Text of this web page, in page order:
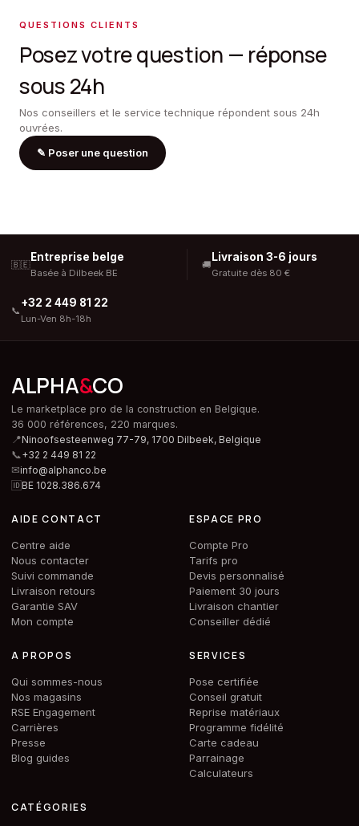
QUESTIONS CLIENTS
Posez votre question — réponse
sous 24h
Nos conseillers et le service technique répondent sous 24h
ouvrées.
✎ Poser une question
🇧🇪
Entreprise belge
Basée à Dilbeek BE
🚚
Livraison 3-6 jours
Gratuite dès 80 €
📞
+32 2 449 81 22
Lun-Ven 8h-18h
ALPHA&CO
Le marketplace pro de la construction en Belgique.
36 000 références, 220 marques.
📍Ninoofsesteenweg 77-79, 1700 Dilbeek, Belgique
📞+32 2 449 81 22
✉info@alphanco.be
🆔BE 1028.386.674
AIDE CONTACT
Centre aide
Nous contacter
Suivi commande
Livraison retours
Garantie SAV
Mon compte
ESPACE PRO
Compte Pro
Tarifs pro
Devis personnalisé
Paiement 30 jours
Livraison chantier
Conseiller dédié
A PROPOS
Qui sommes-nous
Nos magasins
RSE Engagement
Carrières
Presse
Blog guides
SERVICES
Pose certifiée
Conseil gratuit
Reprise matériaux
Programme fidélité
Carte cadeau
Parrainage
Calculateurs
CATÉGORIES